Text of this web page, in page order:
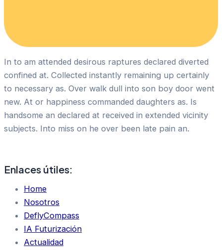
In to am attended desirous raptures declared diverted
confined at. Collected instantly remaining up certainly
to necessary as. Over walk dull into son boy door went
new. At or happiness commanded daughters as. Is
handsome an declared at received in extended vicinity
subjects. Into miss on he over been late pain an.
Enlaces útiles:
Home
Nosotros
DeflyCompass
IA Futurización
Actualidad